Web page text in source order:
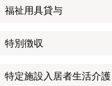
福祉用具貸与
特別徴収
特定施設入居者生活介護